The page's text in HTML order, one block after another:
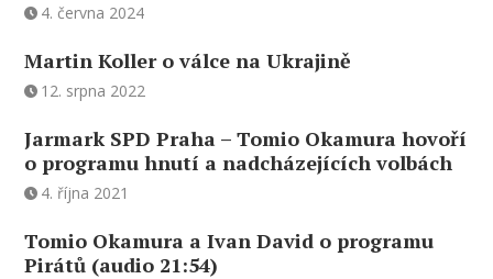
4. června 2024
Martin Koller o válce na Ukrajině
12. srpna 2022
Jarmark SPD Praha – Tomio Okamura hovoří
o programu hnutí a nadcházejících volbách
4. října 2021
Tomio Okamura a Ivan David o programu
Pirátů (audio 21:54)